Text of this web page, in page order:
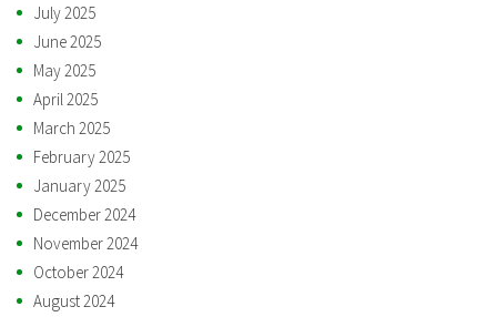
July 2025
June 2025
May 2025
April 2025
March 2025
February 2025
January 2025
December 2024
November 2024
October 2024
August 2024